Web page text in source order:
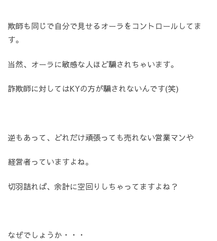
欺師も同じで自分で見せるオーラをコントロールしてま
す。
当然、オーラに敏感な人ほど騙されちゃいます。
詐欺師に対してはKYの方が騙されないんです(笑)
逆もあって、どれだけ頑張っても売れない営業マンや
経営者っていますよね。
切羽詰れば、余計に空回りしちゃってますよね？
なぜでしょうか・・・